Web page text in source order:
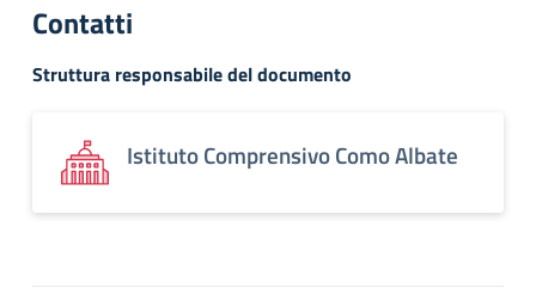
Contatti
Struttura responsabile del documento
Istituto Comprensivo Como Albate